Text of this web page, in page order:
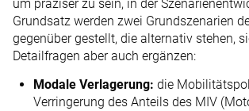
um präziser zu sein, in der
Grundsatz werden zwei Grundszenarien
gegenüber gestellt, die alternativ stehen,
Detailfragen aber auch ergänzen:
Modale Verlagerung: die
Verringerung des Anteils des MIV